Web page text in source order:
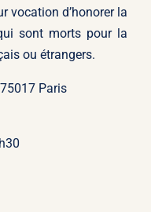
vocation d’honorer la
sont morts pour la
ou étrangers.
Paris